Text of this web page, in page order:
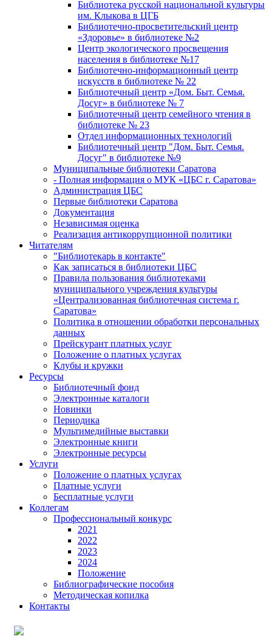
Библиотека русской национальной культуры
им. Клыкова в ЦГБ
Библиотечно-просветительский центр
«Здоровье» в библиотеке №2
Центр экологического просвещения
населения в библиотеке №17
Библиотечно-информационный центр
искусств в библиотеке № 22
Библиотечный центр «Дом. Быт. Семья.
Досуг» в библиотеке № 7
Библиотечный центр семейного чтения в
библиотеке № 23
Отдел информационных технологий
Библиотечный центр "Дом. Быт. Семья.
Досуг" в библиотеке №9
Муниципальные библиотеки Саратова
- Полная информация о МУК «ЦБС г. Саратова»
Администрация ЦБС
Первые библиотеки Саратова
Документация
Независимая оценка
Реализация антикоррупционной политики
Читателям
"Библиотекарь в контакте"
Как записаться в библиотеки ЦБС
Правила пользования библиотеками
муниципального учреждения культуры
«Централизованная библиотечная система г.
Саратова»
Политика в отношении обработки персональных
данных
Прейскурант платных услуг
Положение о платных услугах
Клубы и кружки
Ресурсы
Библиотечный фонд
Электронные каталоги
Новинки
Периодика
Мультимедийные выставки
Электронные книги
Электронные ресурсы
Услуги
Положение о платных услугах
Платные услуги
Бесплатные услуги
Коллегам
Профессиональный конкурс
2021
2022
2023
2024
Положение
Библиографические пособия
Методическая копилка
Контакты